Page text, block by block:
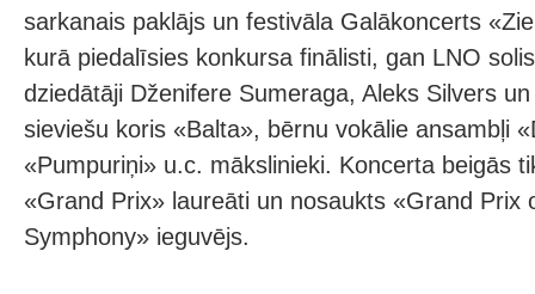
sarkanais paklājs un festivāla Galākoncerts
kurā piedalīsies konkursa finālisti, gan LNO
dziedātāji Dženifere Sumeraga, Aleks Silvers
sieviešu koris «Balta», bērnu vokālie ansambļi
«Pumpuriņi» u.c. mākslinieki. Koncerta beigās
«Grand Prix» laureāti un nosaukts «Grand Prix
Symphony» ieguvējs.